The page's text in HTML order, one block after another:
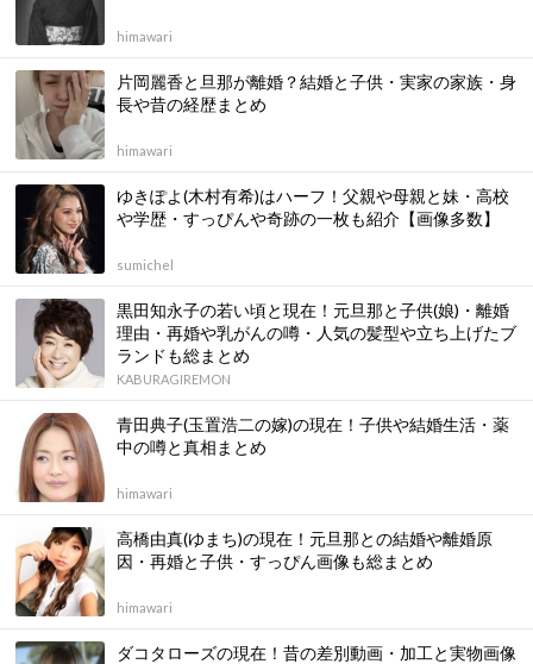
himawari
片岡麗香と旦那が離婚？結婚と子供・実家の家族・身
長や昔の経歴まとめ
himawari
ゆきぽよ(木村有希)はハーフ！父親や母親と妹・高校
や学歴・すっぴんや奇跡の一枚も紹介【画像多数】
sumichel
黒田知永子の若い頃と現在！元旦那と子供(娘)・離婚
理由・再婚や乳がんの噂・人気の髪型や立ち上げたブ
ランドも総まとめ
KABURAGIREMON
青田典子(玉置浩二の嫁)の現在！子供や結婚生活・薬
中の噂と真相まとめ
himawari
高橋由真(ゆまち)の現在！元旦那との結婚や離婚原
因・再婚と子供・すっぴん画像も総まとめ
himawari
ダコタローズの現在！昔の差別動画・加工と実物画像